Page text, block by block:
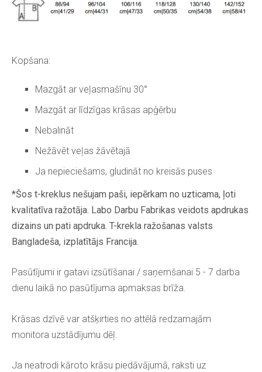
Kopšana:
Mazgāt ar veļasmašīnu 30°
Mazgāt ar līdzīgas krāsas apģērbu
Nebalināt
Nežāvēt veļas žāvētajā
Ja nepieciešams, gludināt no kreisās puses
*Šos t-kreklus nešujam paši, iepērkam no uzticama, ļoti
kvalitatīva ražotāja. Labo Darbu Fabrikas veidots apdrukas
dizains un pati apdruka. T-krekla ražošanas valsts
Bangladeša, izplatītājs Francija.
Pasūtījumi ir gatavi izsūtīšanai / saņemšanai 5 - 7 darba
dienu laikā no pasūtījuma apmaksas brīža.
Krāsas dzīvē var atšķirties no attēlā redzamajām
monitora uzstādījumu dēļ.
Ja neatrodi kāroto krāsu piedāvājumā, raksti uz